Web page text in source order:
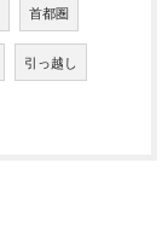
首都圏
引っ越し